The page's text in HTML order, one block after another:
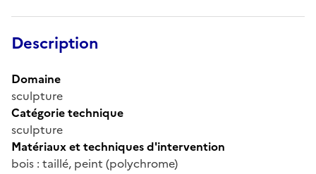
Description
Domaine
sculpture
Catégorie technique
sculpture
Matériaux et techniques d'intervention
bois : taillé, peint (polychrome)